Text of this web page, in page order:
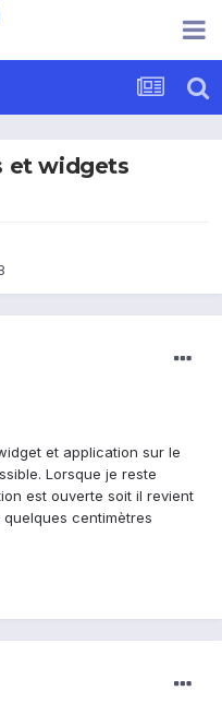
et widgets
et application sur le
Lorsque je reste
est ouverte soit il revient
centimètres